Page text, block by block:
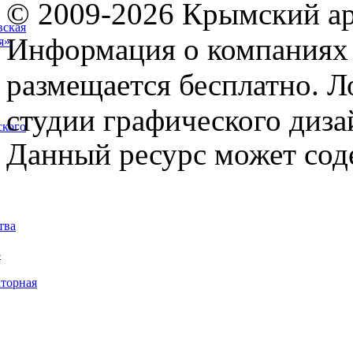
© 2009-2026 Крымский
Информация о компаниях
размещается бесплатно.
студии графического
Данный ресурс может